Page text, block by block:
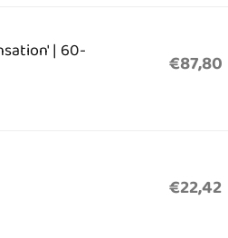
| 60- €87,80
€22,42